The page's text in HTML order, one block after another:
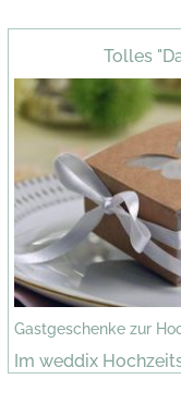
Tolles
Gastgeschenke zur
Im weddix